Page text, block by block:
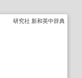
研究社 新和英中辞典